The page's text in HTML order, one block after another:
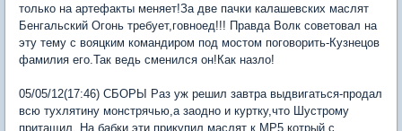
только на артефакты меняет!За две пачки калашевских маслят
Бенгальский Огонь требует,говноед!!! Правда Волк советовал на
эту тему с вояцким командиром под мостом поговорить-Кузнецов
фамилия его.Так ведь сменился он!Как назло!
05/05/12(17:46) СБОРЫ Раз уж решил завтра выдвигаться-продал
всю тухлятину монстрячью,а заодно и куртку,что Шустрому
притащил. На бабки эти прикупил маслят к МР5,котрый с